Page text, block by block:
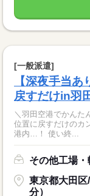
[一般派遣]
【深夜手当
戻すだけin羽
＼羽田空港でかんた
位置に戻すだけのカンタン作業＊ ＜具体的
港内…！ 使い終...
その他工場
東京都大田
分）